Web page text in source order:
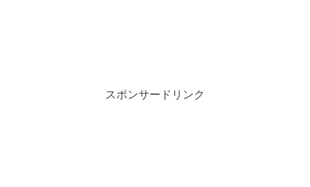
スポンサードリンク